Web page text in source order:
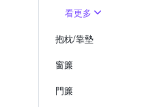
看更多
抱枕/靠墊
窗簾
門簾